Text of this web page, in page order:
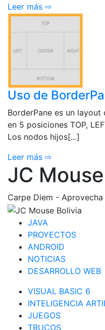
Leer más ⇨
Uso de
BorderPane es un
en 5 posiciones TOP,
Los nodos hijos[...]
Leer más ⇨
JC Mouse
Carpe Diem - Aprovecha
JAVA
PROYECTOS
ANDROID
NOTICIAS
DESARROLLO WEB
VISUAL BASIC 6
INTELIGENCIA
JUEGOS
TRUCOS